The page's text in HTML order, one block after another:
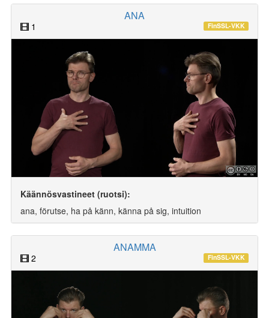
ANA
1 FinSSL-VKK
Käännösvastineet (ruotsi):
ana, förutse, ha på känn, känna på sig, intuition
ANAMMA
2 FinSSL-VKK